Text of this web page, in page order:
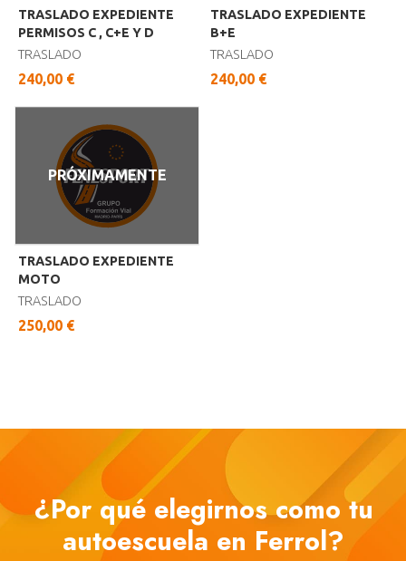
TRASLADO EXPEDIENTE
PERMISOS C , C+E Y D
TRASLADO
240,00 €
TRASLADO EXPEDIENTE
B+E
TRASLADO
240,00 €
PRÓXIMAMENTE
TRASLADO EXPEDIENTE
MOTO
TRASLADO
250,00 €
¿Por qué elegirnos como tu
autoescuela en Ferrol?